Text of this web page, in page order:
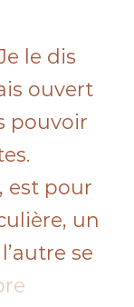
le dis
ouvert
pouvoir
est pour
un
se